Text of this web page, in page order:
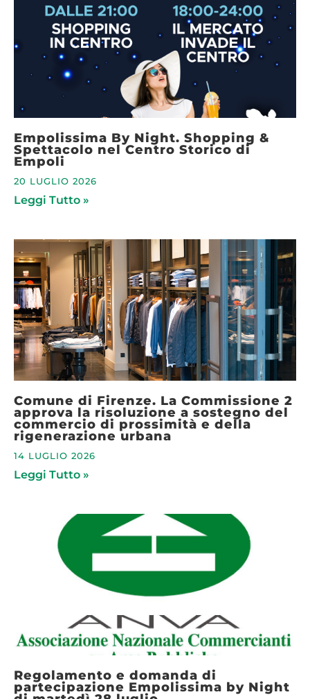
Empolissima By Night. Shopping &
Spettacolo nel Centro Storico di
Empoli
20 LUGLIO 2026
Leggi Tutto »
Comune di Firenze. La Commissione 2
approva la risoluzione a sostegno del
commercio di prossimità e della
rigenerazione urbana
14 LUGLIO 2026
Leggi Tutto »
Regolamento e domanda di
partecipazione Empolissima by Night